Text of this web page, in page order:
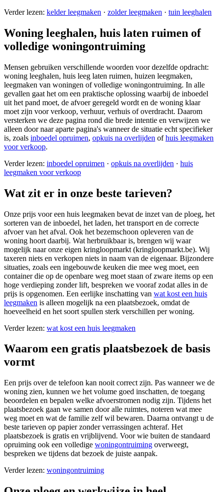
Verder lezen: kelder leegmaken · zolder leegmaken · tuin leeghalen
Woning leeghalen, huis laten ruimen of
volledige woningontruiming
Mensen gebruiken verschillende woorden voor dezelfde opdracht:
woning leeghalen, huis leeg laten ruimen, huizen leegmaken,
leegmaken van woningen of volledige woningontruiming. In alle
gevallen gaat het om een praktische oplossing waarbij de inboedel
uit het pand moet, de afvoer geregeld wordt en de woning klaar
moet zijn voor verkoop, verhuur, verhuis of overdracht. Daarom
versterken we deze pagina rond die brede intentie en verwijzen we
alleen door naar aparte pagina's wanneer de situatie echt specifieker
is, zoals inboedel opruimen, opkuis na overlijden ofhuis leegmaken
voor verkoop.
Verder lezen: inboedel opruimen · opkuis na overlijden · huis
leegmaken voor verkoop
Wat zit er in onze beste tarieven?
Onze prijs voor een huis leegmaken bevat de inzet van de ploeg, het
sorteren van de inboedel, het laden, het transport en de correcte
afvoer van het afval. Ook het bezemschoon opleveren van de
woning hoort daarbij. Wat herbruikbaar is, brengen wij waar
mogelijk naar onze eigen kringloopmarkt (kringloopmarkt.be). Wij
taxeren niets en verkopen niets in naam van de eigenaar. Bijzondere
situaties, zoals een ingebouwde keuken die mee weg moet, een
container die op de openbare weg moet staan of zware items op een
hoge verdieping zonder lift, bespreken we vooraf zodat alles in de
prijs is opgenomen. Een eerlijke inschatting van wat kost een huis
leegmaken is alleen mogelijk na een plaatsbezoek, omdat de
hoeveelheid en het soort spullen sterk verschillen per woning.
Verder lezen: wat kost een huis leegmaken
Waarom een gratis plaatsbezoek de basis
vormt
Een prijs over de telefoon kan nooit correct zijn. Pas wanneer we de
woning zien, kunnen we het volume goed inschatten, de toegang
beoordelen en bepalen welke afvoerstromen nodig zijn. Tijdens het
plaatsbezoek gaan we samen door alle ruimtes, noteren wat mee
weg moet en wat de familie zelf wil bewaren. Daarna ontvangt u de
beste tarieven op papier zonder verrassingen achteraf. Het
plaatsbezoek is gratis en vrijblijvend. Voor wie buiten de standaard
opruiming ook een volledige woningontruiming overweegt,
bespreken we tijdens dat bezoek de juiste aanpak.
Verder lezen: woningontruiming